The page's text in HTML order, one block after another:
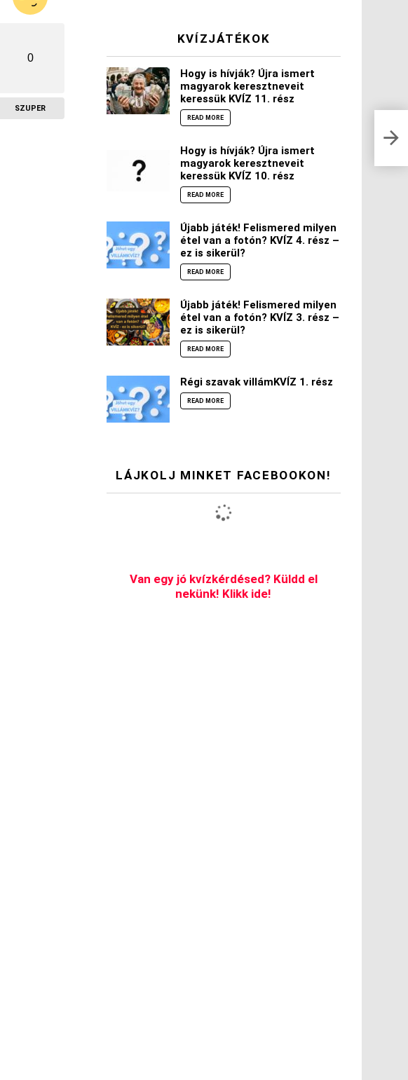
0
SZUPER
Kis
KVÍZJÁTÉKOK
Hogy is hívják? Újra ismert
magyarok keresztneveit
keressük KVÍZ 11. rész
READ MORE
Hogy is hívják? Újra ismert
magyarok keresztneveit
keressük KVÍZ 10. rész
READ MORE
Újabb játék! Felismered milyen
étel van a fotón? KVÍZ 4. rész –
ez is sikerül?
READ MORE
Újabb játék! Felismered milyen
étel van a fotón? KVÍZ 3. rész –
ez is sikerül?
READ MORE
Régi szavak villámKVÍZ 1. rész
READ MORE
LÁJKOLJ MINKET FACEBOOKON!
Van egy jó kvízkérdésed? Küldd el
nekünk! Klikk ide!